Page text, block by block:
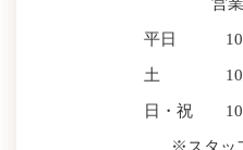
平日 10：
土 10：
日・祝 10